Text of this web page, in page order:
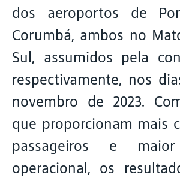
dos aeroportos de
Corumbá, ambos no
Sul, assumidos pela
respectivamente, nos
novembro de 2023.
que proporcionam mais
passageiros e
operacional, os